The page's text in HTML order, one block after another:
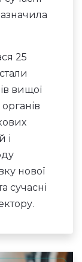
25
вищої
і
нової
сучасні